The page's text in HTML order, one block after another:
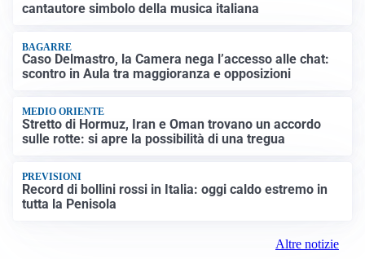
cantautore simbolo della musica italiana
BAGARRE
Caso Delmastro, la Camera nega l’accesso alle chat:
scontro in Aula tra maggioranza e opposizioni
MEDIO ORIENTE
Stretto di Hormuz, Iran e Oman trovano un accordo
sulle rotte: si apre la possibilità di una tregua
PREVISIONI
Record di bollini rossi in Italia: oggi caldo estremo in
tutta la Penisola
Altre notizie